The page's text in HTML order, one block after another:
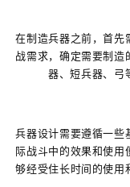
在制造兵器之前，首先
战需求，确定需要制造
器、短兵器、弓
兵器设计需要遵循一些
际战斗中的效果和使用
够经受住长时间的使用